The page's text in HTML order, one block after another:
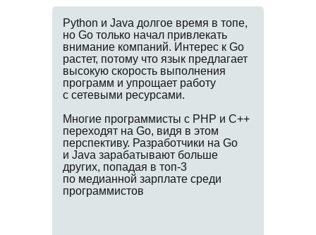
Python и Java долгое время в топе,
но Go только начал привлекать
внимание компаний. Интерес к Go
растет, потому что язык предлагает
высокую скорость выполнения
программ и упрощает работу
с сетевыми ресурсами.
Многие программисты с PHP и C++
переходят на Go, видя в этом
перспективу. Разработчики на Go
и Java зарабатывают больше
других, попадая в топ-3
по медианной зарплате среди
программистов